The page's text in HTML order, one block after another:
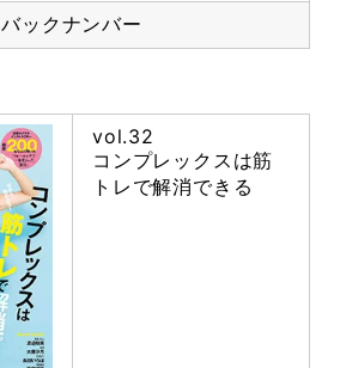
バックナンバー
vol.32
コンプレックスは筋
トレで解消できる